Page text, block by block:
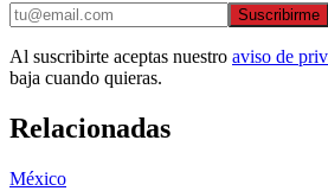
Suscribirme
Al suscribirte aceptas nuestro aviso de
baja cuando quieras.
Relacionadas
México